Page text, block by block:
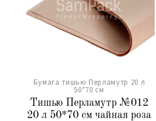
Бумага тишью Перламутр 20 л
50*70 см
Тишью Перламутр №012
20 л 50*70 см чайная роза